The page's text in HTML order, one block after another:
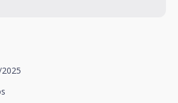
que puede ejercitar sus
del tratamiento y portabilidad,
al tratamiento de sus datos con
dirigiéndose a santalucía,
que deberá remitir a Plaza de